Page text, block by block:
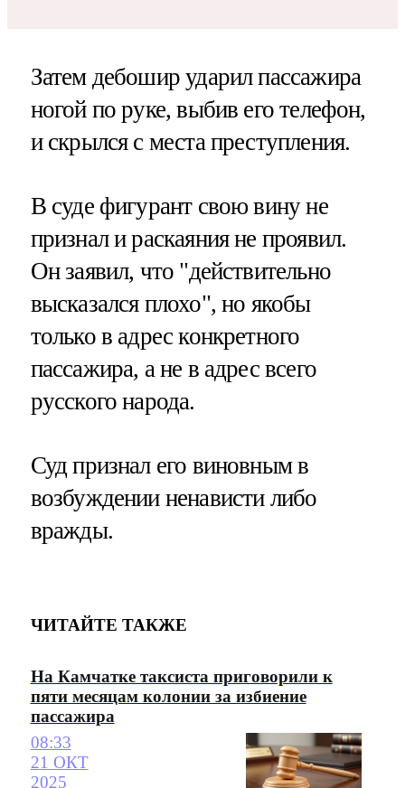
Затем дебошир ударил пассажира
ногой по руке, выбив его телефон,
и скрылся с места преступления.
В суде фигурант свою вину не
признал и раскаяния не проявил.
Он заявил, что "действительно
высказался плохо", но якобы
только в адрес конкретного
пассажира, а не в адрес всего
русского народа.
Суд признал его виновным в
возбуждении ненависти либо
вражды.
ЧИТАЙТЕ ТАКЖЕ
На Камчатке таксиста приговорили к
пяти месяцам колонии за избиение
пассажира
08:33
21 ОКТ
2025